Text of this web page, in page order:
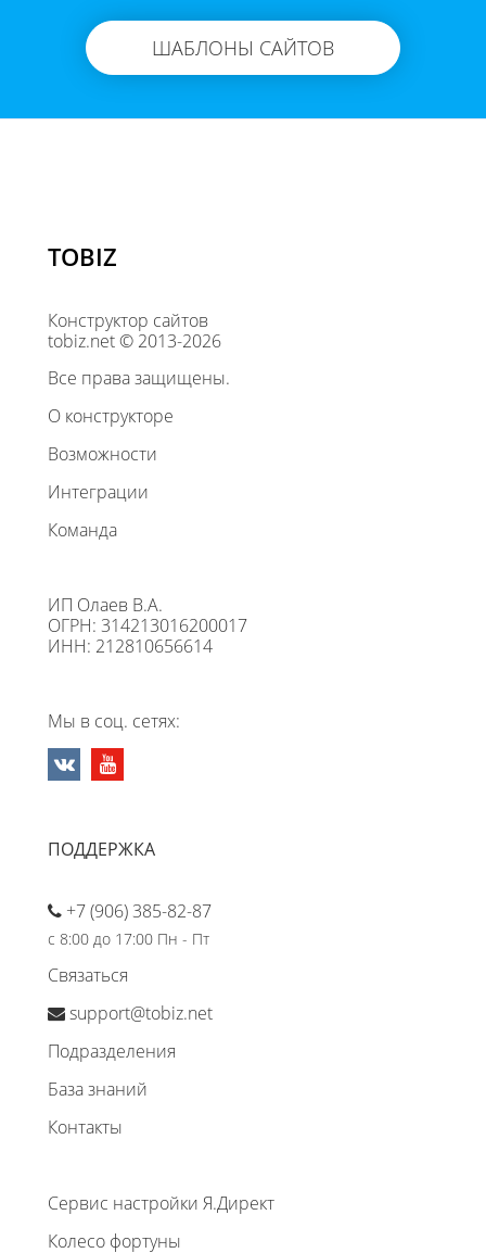
ШАБЛОНЫ САЙТОВ
TOBIZ
Конструктор сайтов
tobiz.net © 2013-2026
Все права защищены.
О конструкторе
Возможности
Интеграции
Команда
ИП Олаев В.А.
ОГРН: 314213016200017
ИНН: 212810656614
Мы в соц. сетях:
ПОДДЕРЖКА
+7 (906) 385-82-87
с 8:00 до 17:00 Пн - Пт
Связаться
support@tobiz.net
Подразделения
База знаний
Контакты
Сервис настройки Я.Директ
Колесо фортуны